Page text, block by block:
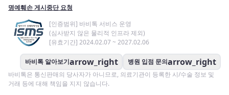
명예훼손 게시중단 요청
[인증범위] 바비톡 서비스 운영
(심사받지 않은 물리적 인프라 제외)
[유효기간] 2024.02.07 ~ 2027.02.06
바비톡 알아보기arrow_right 병원 입점 문의arrow_right
바비톡은 통신판매의 당사자가 아니므로, 의료기관이 등록한 시/수술 정보 및
거래 등에 대해 책임을 지지 않습니다.